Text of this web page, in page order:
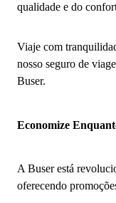
qualidade e do
Viaje com
nosso seguro de
Buser.
Economize
A Buser está
oferecendo